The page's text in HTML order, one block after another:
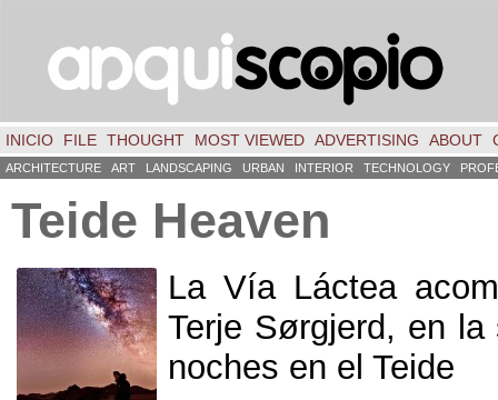
INICIO FILE THOUGHT MOST VIEWED ADVERTISING ABOUT
ARCHITECTURE ART LANDSCAPING URBAN INTERIOR TECHNOLOGY
Teide Heaven
La Vía Láctea
Terje Sørgjerd, en la
noches en el Teide